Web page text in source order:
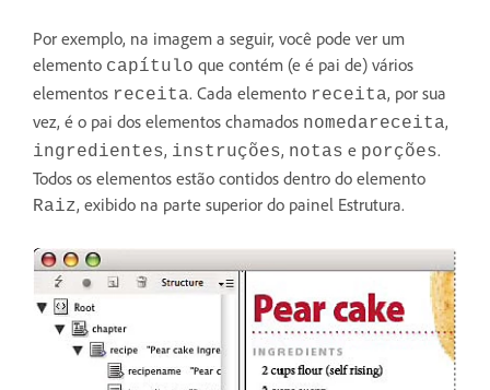
Por exemplo, na imagem a seguir, você pode ver um
elemento capítulo que contém (e é pai de) vários
elementos receita. Cada elemento receita, por sua
vez, é o pai dos elementos chamados nomedareceita,
ingredientes, instruções, notas e porções.
Todos os elementos estão contidos dentro do elemento
Raiz, exibido na parte superior do painel Estrutura.